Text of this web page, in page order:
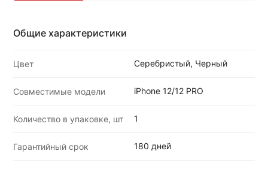
Общие характеристики
Цвет Серебристый, Черный
Совместимые модели iPhone 12/12 PRO
Количество в упаковке, шт 1
Гарантийный срок 180 дней